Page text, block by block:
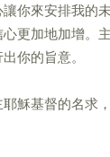
你來安排我的
更加地加增。
你的旨意。
穌基督的名求，